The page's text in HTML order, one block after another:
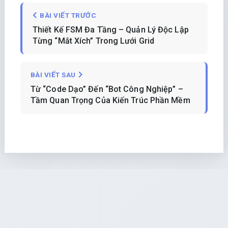
BÀI VIẾT TRƯỚC
Thiết Kế FSM Đa Tầng – Quản Lý Độc Lập
Từng “Mắt Xích” Trong Lưới Grid
BÀI VIẾT SAU
Từ “Code Dạo” Đến “Bot Công Nghiệp” –
Tầm Quan Trọng Của Kiến Trúc Phần Mềm